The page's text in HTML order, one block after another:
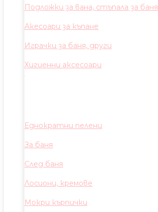
Подложки за вана, стъпала за баня
Акесоари за къпане
Играчки за баня, други
Хигиенни аксесоари
Еднократни пелени
За баня
След баня
Лосиони, кремове
Мокри кърпички